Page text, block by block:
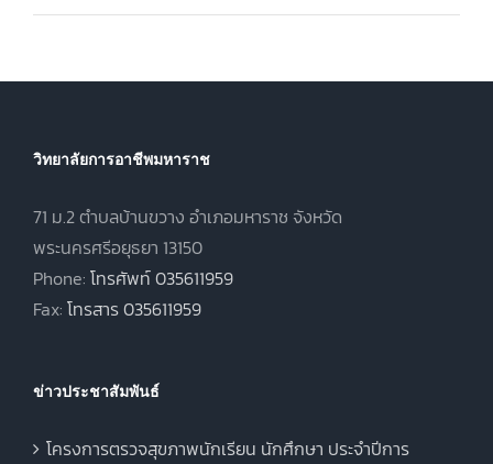
วิทยาลัยการอาชีพมหาราช
71 ม.2 ตำบลบ้านขวาง อำเภอมหาราช จังหวัด
พระนครศรีอยุธยา 13150
Phone: โทรศัพท์ 035611959
Fax: โทรสาร 035611959
ข่าวประชาสัมพันธ์
โครงการตรวจสุขภาพนักเรียน นักศึกษา ประจำปีการ